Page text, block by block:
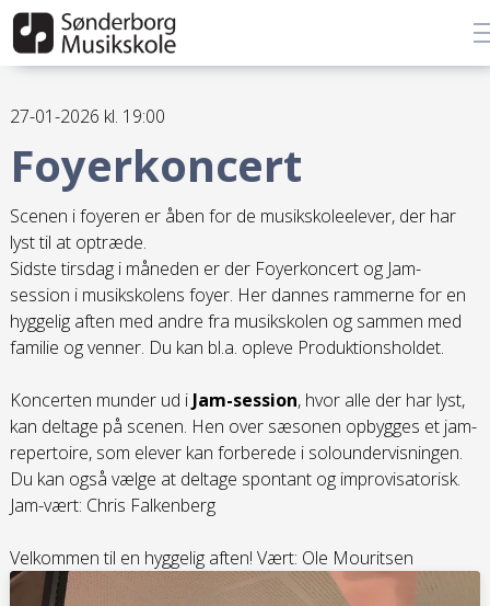
27-01-2026 kl. 19:00
Foyerkoncert
Scenen i foyeren er åben for de musikskoleelever, der har
lyst til at optræde.
Sidste tirsdag i måneden er der Foyerkoncert og Jam-
session i musikskolens foyer. Her dannes rammerne for en
hyggelig aften med andre fra musikskolen og sammen med
familie og venner. Du kan bl.a. opleve Produktionsholdet.
Koncerten munder ud i Jam-session, hvor alle der har lyst,
kan deltage på scenen. Hen over sæsonen opbygges et jam-
repertoire, som elever kan forberede i soloundervisningen.
Du kan også vælge at deltage spontant og improvisatorisk.
Jam-vært: Chris Falkenberg
Velkommen til en hyggelig aften! Vært: Ole Mouritsen